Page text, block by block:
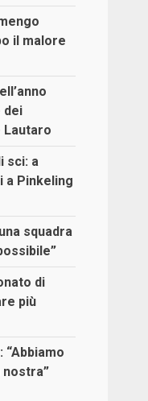
il malore
dei
Lautaro
sci: a
a Pinkeling
squadra
di
più
“Abbiamo